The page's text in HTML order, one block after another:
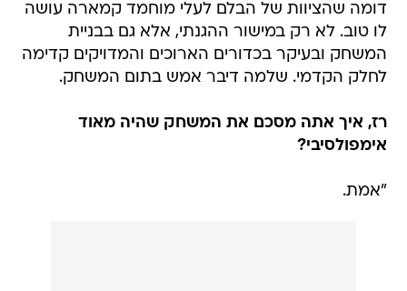
דומה שהציוות של הבלם לעלי מוחמד קמארה עושה
לו טוב. לא רק במישור ההגנתי, אלא גם בבניית
המשחק ובעיקר בכדורים הארוכים והמדויקים קדימה
לחלק הקדמי. שלמה דיבר אמש בתום המשחק.
רז, איך אתה מסכם את המשחק שהיה מאוד
אימפולסיבי?
"אמת.